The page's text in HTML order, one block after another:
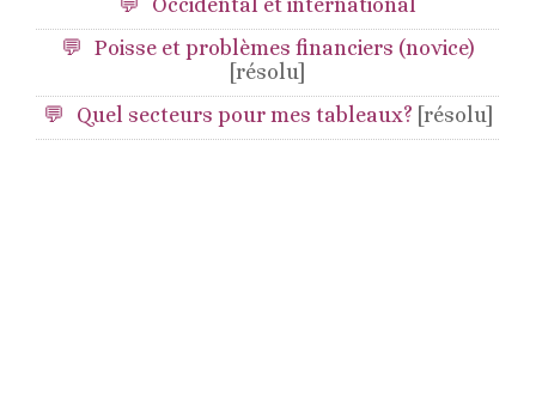
Occidental et international
Poisse et problèmes financiers (novice)
[résolu]
Quel secteurs pour mes tableaux? [résolu]